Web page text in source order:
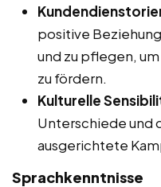
positive
und zu pflegen,
zu fördern.
Kulturelle
Unterschiede und
ausgerichtete
Sprachkenntnisse